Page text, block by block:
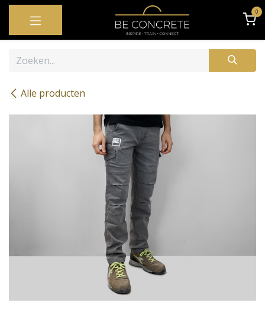
OVERSLAAN NAAR INHOUD 0
Alle producten